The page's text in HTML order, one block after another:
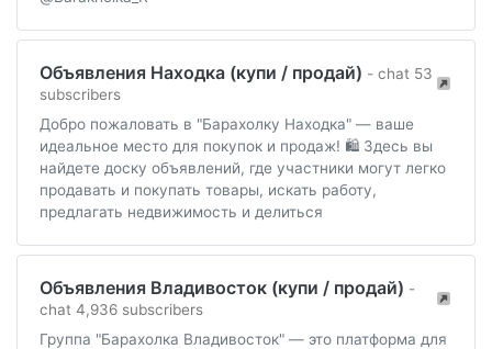
Объявления Находка (купи / продай) - chat 53
subscribers
Добро пожаловать в "Барахолку Находка" — ваше
идеальное место для покупок и продаж! 🛍️ Здесь вы
найдете доску объявлений, где участники могут легко
продавать и покупать товары, искать работу,
предлагать недвижимость и делиться
Объявления Владивосток (купи / продай) -
chat 4,936 subscribers
Группа "Барахолка Владивосток" — это платформа для